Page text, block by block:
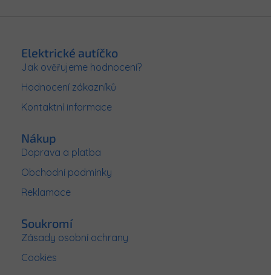
Elektrické autíčko
Jak ověřujeme hodnocení?
Hodnocení zákazníků
Kontaktní informace
Nákup
Doprava a platba
Obchodní podmínky
Reklamace
Soukromí
Zásady osobní ochrany
Cookies